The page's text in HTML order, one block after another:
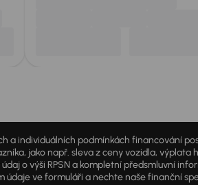
a individuálních podmínkách financování
jako např. sleva z ceny vozidla, výplata
o výši RPSN a kompletní předsmluvní
údaje ve formuláři a nechte naše finanční